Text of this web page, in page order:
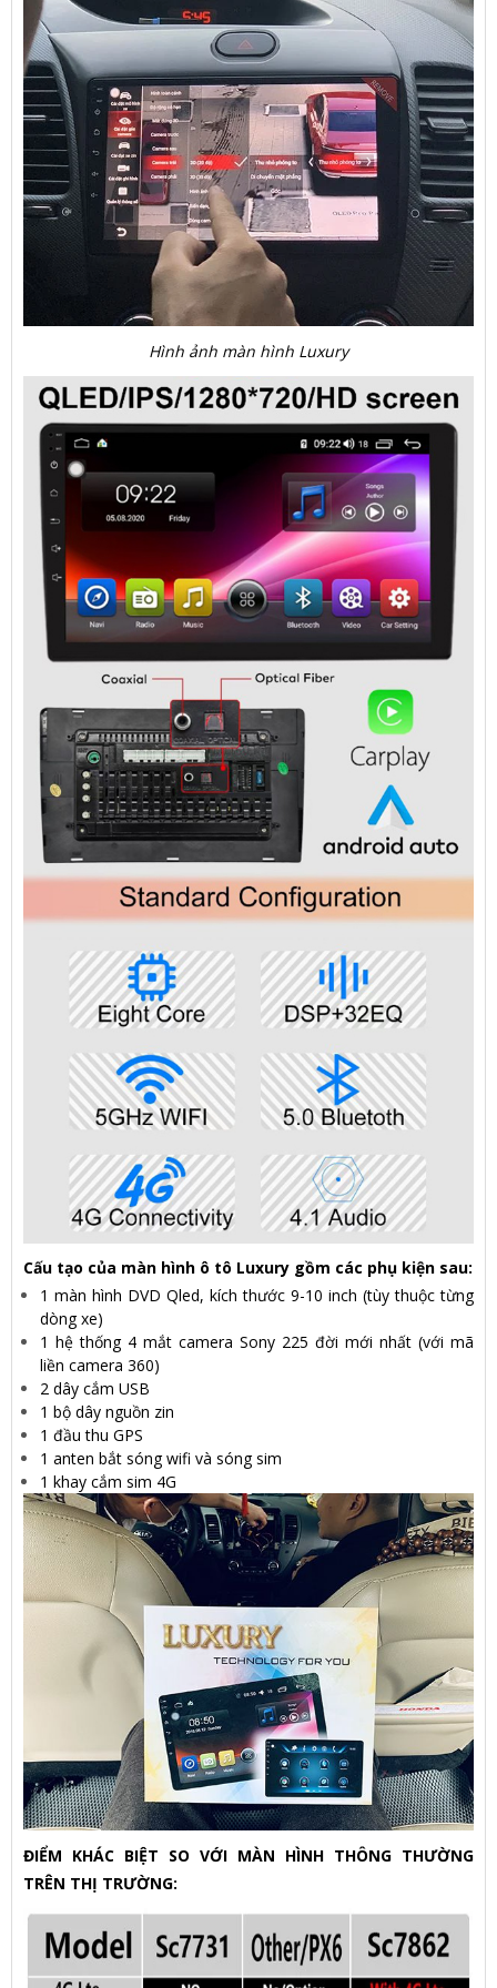
Hình ảnh màn hình Luxury
Cấu tạo của màn hình ô tô Luxury gồm các phụ kiện sau:
1 màn hình DVD Qled, kích thước 9-10 inch (tùy thuộc từng
dòng xe)
1 hệ thống 4 mắt camera Sony 225 đời mới nhất (với mã
liền camera 360)
2 dây cắm USB
1 bộ dây nguồn zin
1 đầu thu GPS
1 anten bắt sóng wifi và sóng sim
1 khay cắm sim 4G
ĐIỂM KHÁC BIỆT SO VỚI MÀN HÌNH THÔNG THƯỜNG
TRÊN THỊ TRƯỜNG: